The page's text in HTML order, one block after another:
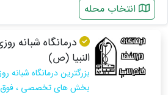
انتخاب محله
درمانگاه شبانه
النبیا (ص)
بزرگترین درمانگاه شبانه
بخش های تخصصی ،